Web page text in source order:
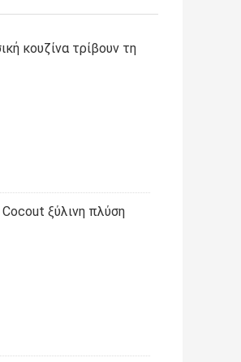
κουζίνα τρίβουν τη
ξύλινη πλύση